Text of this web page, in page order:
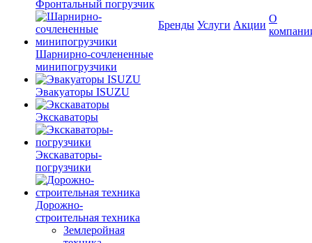
Фронтальный погрузчик
Шарнирно-сочлененные
минипогрузчики
Эвакуаторы ISUZU
Экскаваторы
Экскаваторы-
погрузчики
Дорожно-
строительная техника
Землеройная
Бренды Услуги Акции
О